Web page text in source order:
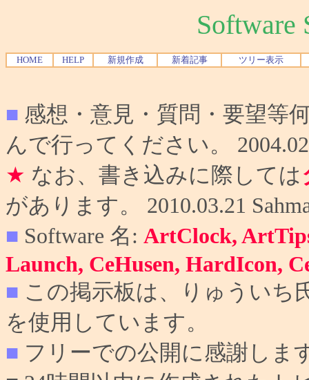
Software
HOME HELP 新規作成 新着記事 ツリー表示
■ 感想・意見・質問・要望等
んで行ってください。
★ なお、書き込みに際しては
があります。 2010.03.21
■ Software 名: ArtClock,
Launch, CeHusen, HardIcon,
■ この掲示板は、りゅういち
を使用しています。
■ フリーでの公開に感謝しま